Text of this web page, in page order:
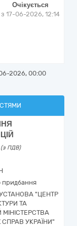
Очікується
з17-06-2026, 12:14
2026, 00:00
(з ПДВ)
придбання
"ЦЕНТР
ТА
МІНІСТЕРСТВА
СПРАВ УКРАЇНИ"